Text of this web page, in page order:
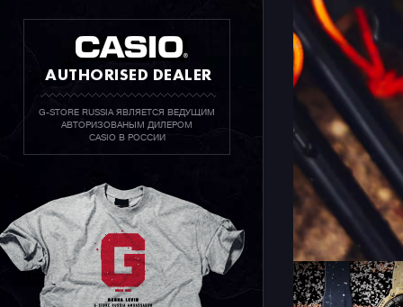
AUTHORISED DEALER
G-STORE RUSSIA ЯВЛЯЕТСЯ ВЕДУЩИМ
АВТОРИЗОВАНЫМ ДИЛЕРОМ
CASIO В РОССИИ